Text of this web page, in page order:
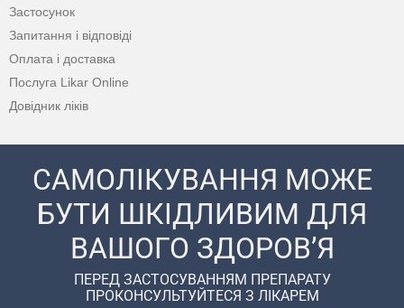
Застосунок
Запитання і відповіді
Оплата і доставка
Послуга Likar Online
Довідник ліків
САМОЛІКУВАННЯ МОЖЕ
БУТИ ШКІДЛИВИМ ДЛЯ
ВАШОГО ЗДОРОВ’Я
ПЕРЕД ЗАСТОСУВАННЯМ ПРЕПАРАТУ
ПРОКОНСУЛЬТУЙТЕСЯ З ЛІКАРЕМ